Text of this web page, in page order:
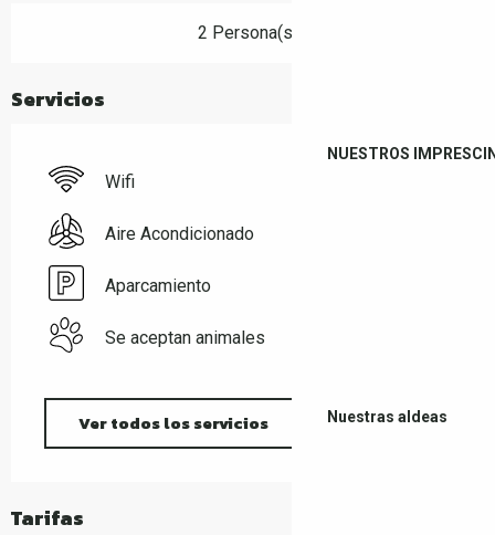
NUESTROS
Nuestras aldeas
2 Persona(s)
Servicios
Wifi
Aire Acondicionado
Aparcamiento
Se aceptan animales
Ver todos los servicios
Tarifas